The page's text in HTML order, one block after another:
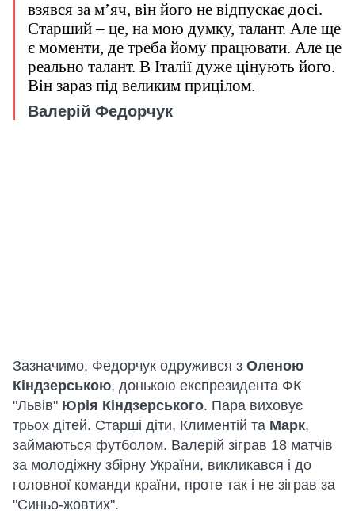
взявся за м’яч, він його не відпускає досі.
Старший – це, на мою думку, талант. Але ще
є моменти, де треба йому працювати. Але це
реально талант. В Італії дуже цінують його.
Він зараз під великим прицілом.
Валерій Федорчук
Зазначимо, Федорчук одружився з Оленою
Кіндзерською, донькою експрезидента ФК
"Львів" Юрія Кіндзерського. Пара виховує
трьох дітей. Старші діти, Климентій та Марк,
займаються футболом. Валерій зіграв 18 матчів
за молодіжну збірну України, викликався і до
головної команди країни, проте так і не зіграв за
"Синьо-жовтих".